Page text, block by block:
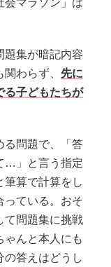
会マラソン」は
題集が暗記内容
わらず、 先に
る子どもたちが
る問題で、「答
…」と言う指定
筆算で計算をし
っている。おそ
て問題集に挑戦
ゃんと本人にも
の答えはどうし